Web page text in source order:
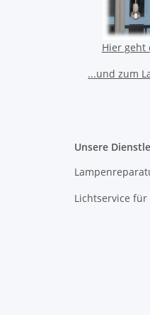
Hier geht
...und zum
Unsere
Lichtservice für